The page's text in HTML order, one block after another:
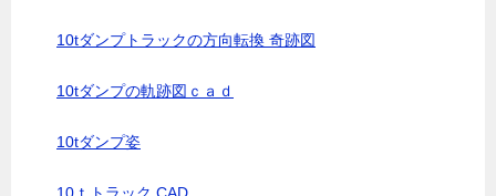
10tダンプトラックの方向転換 奇跡図
10tダンプの軌跡図ｃａｄ
10tダンプ姿